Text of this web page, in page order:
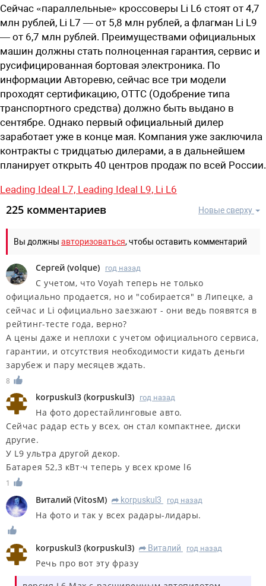
Сейчас «параллельные» кроссоверы Li L6 стоят от 4,7
млн рублей, Li L7 — от 5,8 млн рублей, а флагман Li L9
— от 6,7 млн рублей. Преимуществами официальных
машин должны стать полноценная гарантия, сервис и
русифицированная бортовая электроника. По
информации Авторевю, сейчас все три модели
проходят сертификацию, OTTC (Одобрение типа
транспортного средства) должно быть выдано в
сентябре. Однако первый официальный дилер
заработает уже в конце мая. Компания уже заключила
контракты с тридцатью дилерами, а в дальнейшем
планирует открыть 40 центров продаж по всей России.
Leading Ideal L7, Leading Ideal L9, Li L6
Новые сверху
225 комментариев
Вы должны авторизоваться, чтобы оставить комментарий
Сергей (volque) год назад
С учетом, что Voyah теперь не только
официально продается, но и "собирается" в Липецке, а
сейчас и Li официально заезжают - они ведь появятся в
рейтинг-тесте года, верно?
А цены даже и неплохи с учетом официального сервиса,
гарантии, и отсутствия необходимости кидать деньги
зарубеж и пару месяцев ждать.
8
korpuskul3 (korpuskul3) год назад
На фото дорестайлинговые авто.
Сейчас радар есть у всех, он стал компактнее, диски
другие.
У L9 ультра другой декор.
Батарея 52,3 кВт·ч теперь у всех кроме l6
1
Виталий (VitosM) R korpuskul3 год назад
На фото и так у всех радары-лидары.
korpuskul3 (korpuskul3) R Виталий год назад
Речь про вот эту фразу